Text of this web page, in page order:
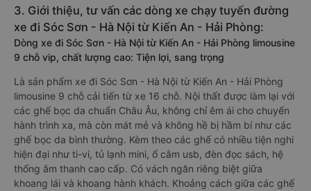
3. Giới thiệu, tư vấn các dòng xe chạy tuyến đường
xe đi Sóc Sơn - Hà Nội từ Kiến An - Hải Phòng:
Dòng xe đi Sóc Sơn - Hà Nội từ Kiến An - Hải Phòng limousine
9 chỗ vip, chất lượng cao: Tiện lợi, sang trọng
Là sản phẩm xe đi Sóc Sơn - Hà Nội từ Kiến An - Hải Phòng
limousine 9 chỗ cải tiến từ xe 16 chỗ. Nội thất được làm lại với
các ghế bọc da chuẩn Châu Âu, không chỉ êm ái cho chuyến
hành trình xa, mà còn mát mẻ và không hề bị hầm bí như các
ghế bọc da bình thường. Kèm theo các ghế có nhiều tiện nghi
hiện đại như ti-vi, tủ lạnh mini, ổ cắm usb, đèn đọc sách, hệ
thống âm thanh cao cấp. Có vách ngăn riêng biệt giữa
khoang lái và khoang hành khách. Khoảng cách giữa các ghế